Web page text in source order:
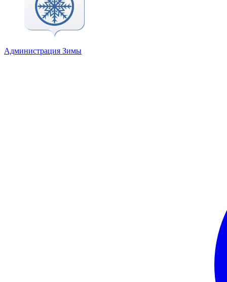
Администрация Зимы